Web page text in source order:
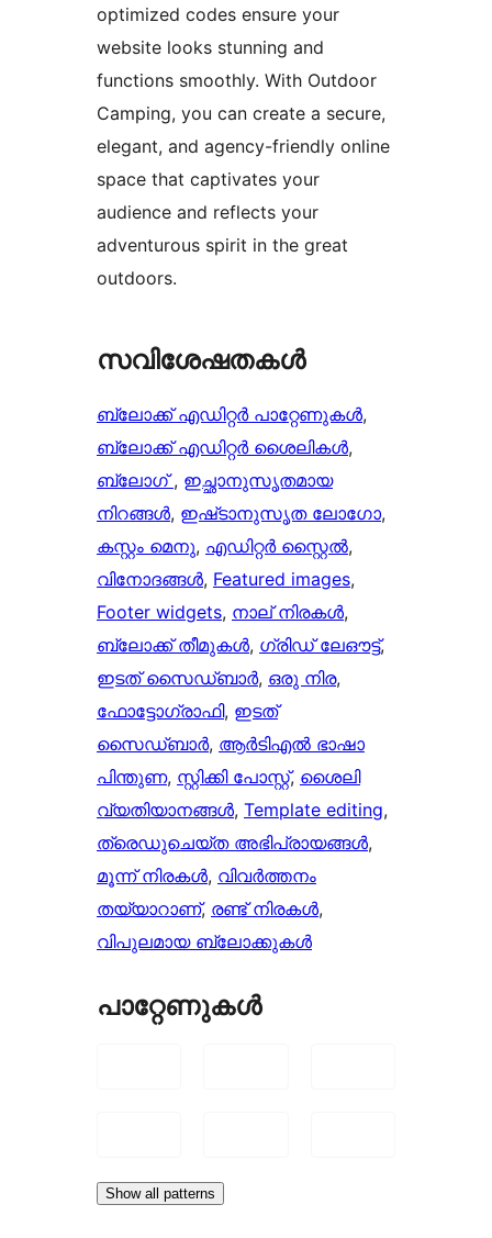
optimized codes ensure your
website looks stunning and
functions smoothly. With Outdoor
Camping, you can create a secure,
elegant, and agency-friendly online
space that captivates your
audience and reflects your
adventurous spirit in the great
outdoors.
സവിശേഷതകൾ
ബ്ലോക്ക് എഡിറ്റർ പാറ്റേണുകൾ
ബ്ലോക്ക് എഡിറ്റർ ശൈലികൾ
ബ്ലോഗ്, ഇച്ഛാനുസൃതമായ
നിറങ്ങള്‍, ഇഷ്‌ടാനുസൃത ലോഗോ
കസ്റ്റം മെനു, എഡിറ്റർ സ്റ്റൈൽ
വിനോദങ്ങൾ, Featured images
Footer widgets, നാല് നിരകൾ
ബ്ലോക്ക് തീമുകൾ, ഗ്രിഡ് ലേഔട്ട്
ഇടത് സൈഡ്ബാർ, ഒരു നിര
ഫോട്ടോഗ്രാഫി, ഇടത്
സൈഡ്ബാർ, ആർ‌ടി‌എൽ ഭാഷാ
പിന്തുണ, സ്റ്റിക്കി പോസ്റ്റ്, ശൈലി
വ്യതിയാനങ്ങൾ, Template editing
ത്രെഡുചെയ്‌ത അഭിപ്രായങ്ങൾ
മൂന്ന് നിരകൾ, വിവർത്തനം
തയ്യാറാണ്, രണ്ട് നിരകൾ
വിപുലമായ ബ്ലോക്കുകൾ
പാറ്റേണുകൾ
Show all patterns